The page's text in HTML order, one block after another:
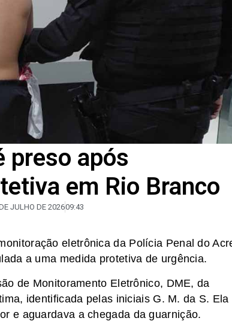
preso após
em Rio Branco
JULHO DE 202609:43
eletrônica da Polícia Penal do
a uma medida protetiva de urgência.
de Monitoramento Eletrônico, DME, da
identificada pelas iniciais G. M. da S. Ela
e aguardava a chegada da guarnição.